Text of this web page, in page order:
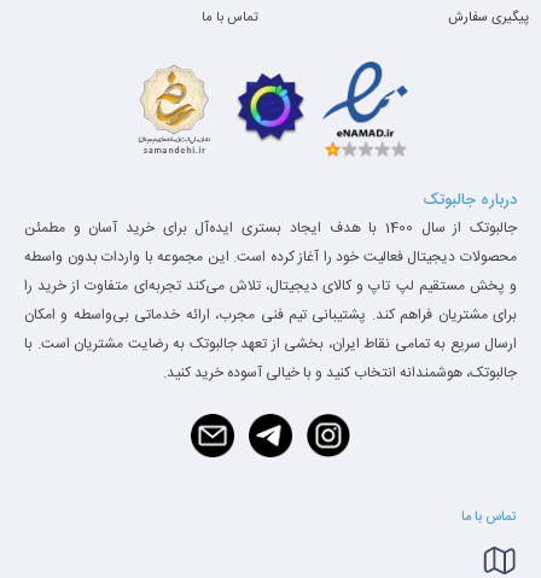
پیگیری سفارش
تماس با ما
درباره جالبوتک
جالبوتک از سال 1400 با هدف ایجاد بستری ایده‌آل برای خرید آسان و مطمئن
محصولات دیجیتال فعالیت خود را آغاز کرده است. این مجموعه با واردات بدون واسطه
و پخش مستقیم لپ تاپ و کالای دیجیتال، تلاش می‌کند تجربه‌ای متفاوت از خرید را
برای مشتریان فراهم کند. پشتیبانی تیم فنی مجرب، ارائه خدماتی بی‌واسطه و امکان
ارسال سریع به تمامی نقاط ایران، بخشی از تعهد جالبوتک به رضایت مشتریان است. با
جالبوتک، هوشمندانه انتخاب کنید و با خیالی آسوده خرید کنید.
تماس با ما